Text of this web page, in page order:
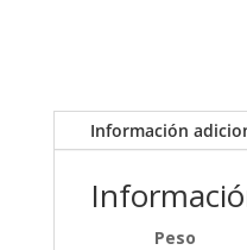
Información
Peso